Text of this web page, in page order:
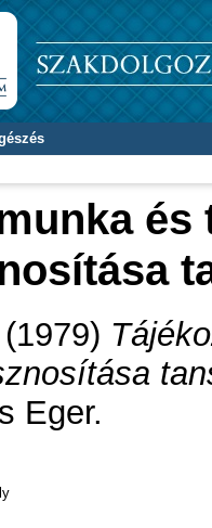
(1979)
Eger.